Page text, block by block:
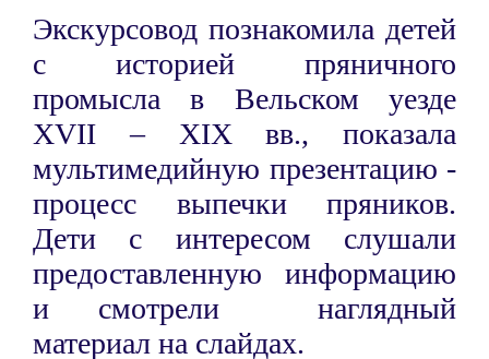
Экскурсовод познакомила детей
с историей пряничного
промысла в Вельском уезде
XVII – XIX вв., показала
мультимедийную презентацию -
процесс выпечки пряников.
Дети с интересом слушали
предоставленную информацию
и смотрели наглядный
материал на слайдах.